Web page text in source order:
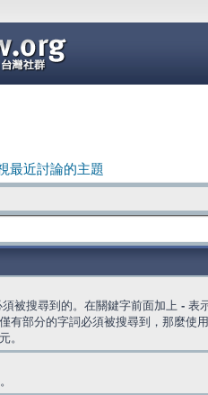
最近討論的主題
被搜尋到的。在關鍵字前面加上 - 表
有部分的字詞必須被搜尋到，那麼使
。